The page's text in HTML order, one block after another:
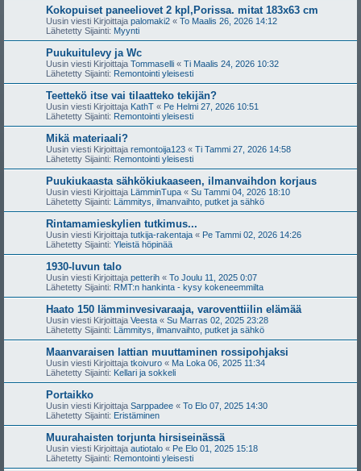
Kokopuiset paneeliovet 2 kpl,Porissa. mitat 183x63 cm
Uusin viesti Kirjoittaja palomaki2 « To Maalis 26, 2026 14:12
Lähetetty Sijainti: Myynti
Puukuitulevy ja Wc
Uusin viesti Kirjoittaja Tommaselli « Ti Maalis 24, 2026 10:32
Lähetetty Sijainti: Remontointi yleisesti
Teettekö itse vai tilaatteko tekijän?
Uusin viesti Kirjoittaja KathT « Pe Helmi 27, 2026 10:51
Lähetetty Sijainti: Remontointi yleisesti
Mikä materiaali?
Uusin viesti Kirjoittaja remontoija123 « Ti Tammi 27, 2026 14:58
Lähetetty Sijainti: Remontointi yleisesti
Puukiukaasta sähkökiukaaseen, ilmanvaihdon korjaus
Uusin viesti Kirjoittaja LämminTupa « Su Tammi 04, 2026 18:10
Lähetetty Sijainti: Lämmitys, ilmanvaihto, putket ja sähkö
Rintamamieskylien tutkimus...
Uusin viesti Kirjoittaja tutkija-rakentaja « Pe Tammi 02, 2026 14:26
Lähetetty Sijainti: Yleistä höpinää
1930-luvun talo
Uusin viesti Kirjoittaja petterih « To Joulu 11, 2025 0:07
Lähetetty Sijainti: RMT:n hankinta - kysy kokeneemmilta
Haato 150 lämminvesivaraaja, varoventtiilin elämää
Uusin viesti Kirjoittaja Veesta « Su Marras 02, 2025 23:28
Lähetetty Sijainti: Lämmitys, ilmanvaihto, putket ja sähkö
Maanvaraisen lattian muuttaminen rossipohjaksi
Uusin viesti Kirjoittaja tkoivuro « Ma Loka 06, 2025 11:34
Lähetetty Sijainti: Kellari ja sokkeli
Portaikko
Uusin viesti Kirjoittaja Sarppadee « To Elo 07, 2025 14:30
Lähetetty Sijainti: Eristäminen
Muurahaisten torjunta hirsiseinässä
Uusin viesti Kirjoittaja autiotalo « Pe Elo 01, 2025 15:18
Lähetetty Sijainti: Remontointi yleisesti